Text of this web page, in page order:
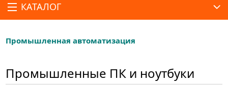
КАТАЛОГ
Промышленная автоматизация
Промышленные ПК и ноутбуки